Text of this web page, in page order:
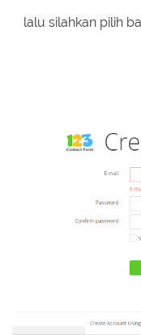
lalu silahkan pilih